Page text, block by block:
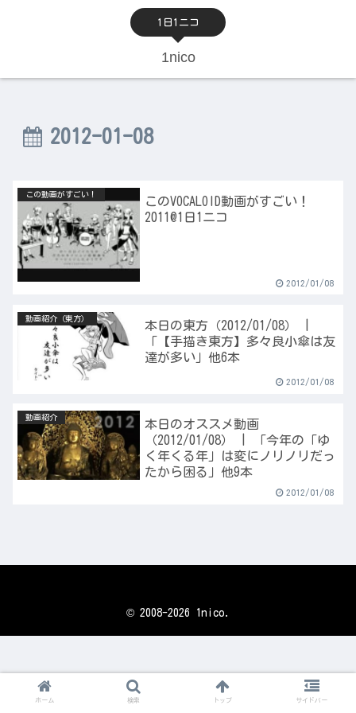
1日1ニコ
1nico
2012-01-08
この動画がすごい！
このVOCALOID動画がすごい！
2011@1日1ニコ
2012/01/08
動画紹介（東方）
本日の東方（2012/01/08） |
「【手描き東方】多々良小傘は友
達が多い」他6本
2012/01/08
動画紹介
本日のオススメ動画
（2012/01/08） | 「今年の「ゆ
く年くる年」は変にノリノリだっ
たから困る」他9本
2012/01/08
© 2008-2026 1nico.
ホーム 検索 トップ サイドバー